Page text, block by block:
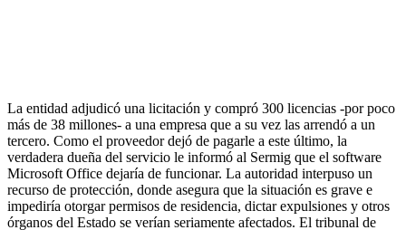
La entidad adjudicó una licitación y compró 300 licencias -por poco
más de 38 millones- a una empresa que a su vez las arrendó a un
tercero. Como el proveedor dejó de pagarle a este último, la
verdadera dueña del servicio le informó al Sermig que el software
Microsoft Office dejaría de funcionar. La autoridad interpuso un
recurso de protección, donde asegura que la situación es grave e
impediría otorgar permisos de residencia, dictar expulsiones y otros
órganos del Estado se verían seriamente afectados. El tribunal de